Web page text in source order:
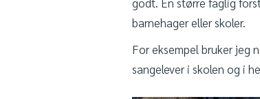
barnehager eller skoler.
For eksempel bruker jeg
sangelever i skolen og i